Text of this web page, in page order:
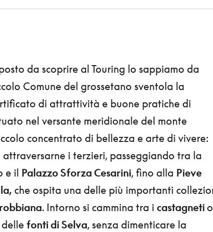
da scoprire al Touring lo sappiamo da
Comune del grossetano sventola la
di attrattività e buone pratiche di
nel versante meridionale del monte
concentrato di bellezza e arte di vivere:
attraversarne i terzieri, passeggiando tra la
e il Palazzo Sforza Cesarini, fino alla Pieve
che ospita una delle più importanti
. Intorno si cammina tra i castagnetio
fonti di Selva, senza dimenticare la